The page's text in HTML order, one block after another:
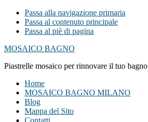
Passa alla navigazione primaria
Passa al contenuto principale
Passa al piè di pagina
MOSAICO BAGNO
Piastrelle mosaico per rinnovare il tuo bagno
Home
MOSAICO BAGNO MILANO
Blog
Mappa del Sito
Contatti